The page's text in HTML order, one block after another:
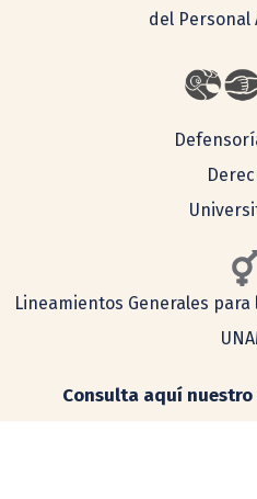
del Personal
Lineamientos Generales
Consulta aquí